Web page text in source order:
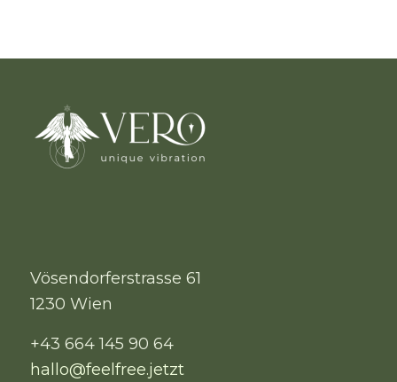
Vösendorferstrasse 61
1230 Wien
+43 664 145 90 64
hallo@feelfree.jetzt